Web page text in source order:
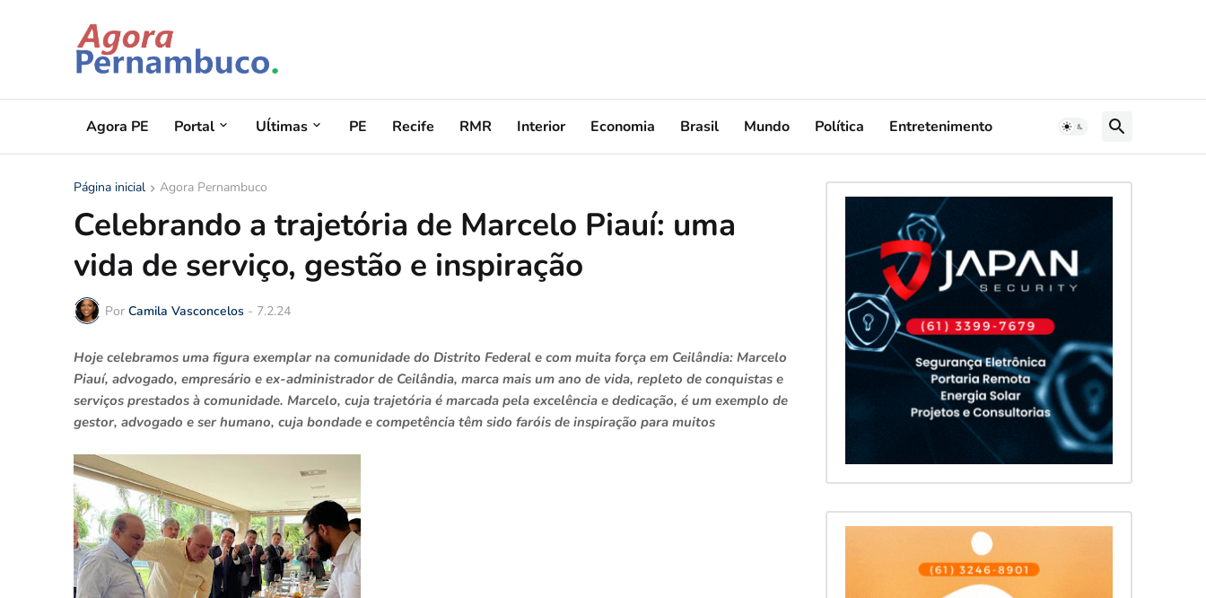
Agora PE Portal Uĺtimas PE Recife RMR Interior Economia Brasil Mundo Política Entretenimento
Página inicial Agora Pernambuco
Celebrando a trajetória de Marcelo Piauí: uma
vida de serviço, gestão e inspiração
Por Camila Vasconcelos - 7.2.24
Hoje celebramos uma figura exemplar na comunidade do Distrito Federal e com muita força em Ceilândia: Marcelo
Piauí, advogado, empresário e ex-administrador de Ceilândia, marca mais um ano de vida, repleto de conquistas e
serviços prestados à comunidade. Marcelo, cuja trajetória é marcada pela excelência e dedicação, é um exemplo de
gestor, advogado e ser humano, cuja bondade e competência têm sido faróis de inspiração para muitos